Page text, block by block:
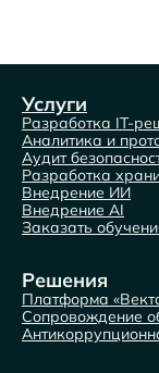
Услуги
Разработка IT-
Аналитика и
Аудит
Разработка
Внедрение ИИ
Внедрение AI
Заказать
Решения
Платформа
Сопровождение